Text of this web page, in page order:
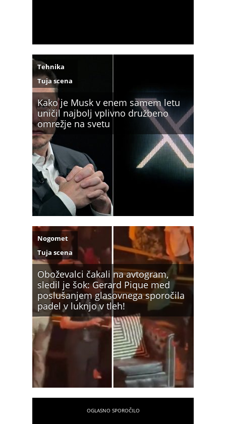
Kako je Musk v enem samem letu
uničil najbolj vplivno družbeno
omrežje na svetu
Tehnika
Tuja scena
Oboževalci čakali na avtogram,
sledil je šok: Gerard Pique med
poslušanjem glasovnega sporočila
padel v luknjo v tleh!
Nogomet
Tuja scena